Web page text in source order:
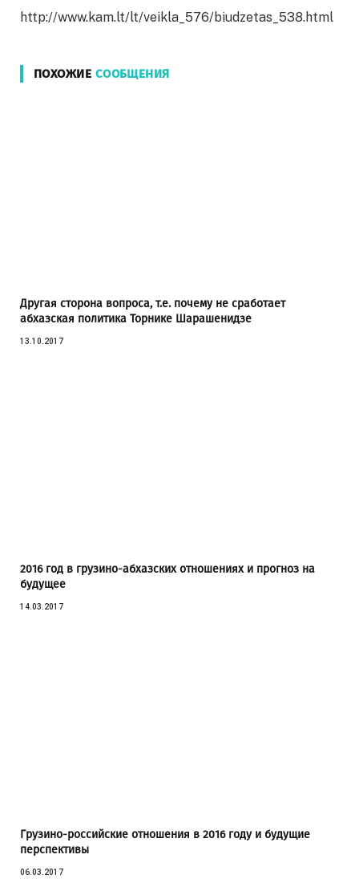
http://www.kam.lt/lt/veikla_576/biudzetas_538.html
ПОХОЖИЕ СООБЩЕНИЯ
Другая сторона вопроса, т.е. почему не сработает
абхазская политика Торнике Шарашенидзе
13.10.2017
2016 год в грузино-абхазских отношениях и прогноз на
будущее
14.03.2017
Грузино-российские отношения в 2016 году и будущие
перспективы
06.03.2017